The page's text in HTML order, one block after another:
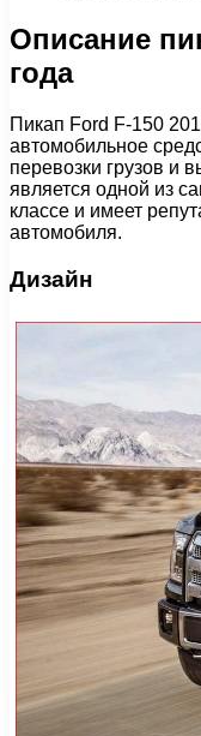
Описание
года
Пикап Ford F-150
автомобильное
перевозки грузов и
является одной из
классе и имеет
автомобиля.
Дизайн